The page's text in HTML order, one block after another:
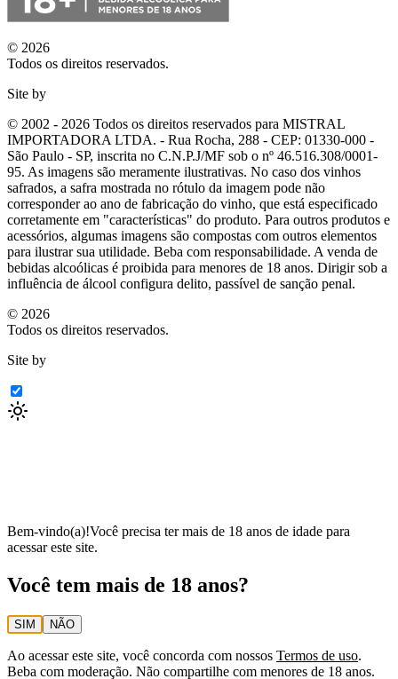
© 2026
Todos os direitos reservados.
Site by
© 2002 - 2026 Todos os direitos reservados para MISTRAL
IMPORTADORA LTDA. - Rua Rocha, 288 - CEP: 01330-000 -
São Paulo - SP, inscrita no C.N.P.J/MF sob o nº 46.516.308/0001-
95. As imagens são meramente ilustrativas. No caso dos vinhos
safrados, a safra mostrada no rótulo da imagem pode não
corresponder ao ano de fabricação do vinho, que está especificado
corretamente em "características" do produto. Para outros produtos e
acessórios, algumas imagens são compostas com outros elementos
para ilustrar sua utilidade. Beba com responsabilidade. A venda de
bebidas alcoólicas é proibida para menores de 18 anos. Dirigir sob a
influência de álcool configura delito, passível de sanção penal.
© 2026
Todos os direitos reservados.
Site by
Bem-vindo(a)!Você precisa ter mais de 18 anos de idade para
acessar este site.
Você tem mais de 18 anos?
SIM NÃO
Ao acessar este site, você concorda com nossos Termos de uso.
Beba com moderação. Não compartilhe com menores de 18 anos.